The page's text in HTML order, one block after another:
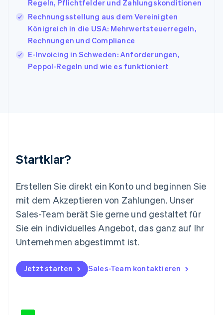
Regeln, Pflichtfelder und Zahlungskonditionen
Rechnungsstellung aus dem Vereinigten
Königreich in die USA: Mehrwertsteuerregeln,
Rechnungen und Compliance
E-Invoicing in Schweden: Anforderungen,
Peppol-Regeln und wie es funktioniert
Startklar?
Erstellen Sie direkt ein Konto und beginnen Sie
mit dem Akzeptieren von Zahlungen. Unser
Sales-Team berät Sie gerne und gestaltet für
Sie ein individuelles Angebot, das ganz auf Ihr
Unternehmen abgestimmt ist.
Jetzt starten Sales-Team kontaktieren
Kroatien
EnglishItaliano
Lettland
English
Liechtenstein
DeutschEnglish
Litauen
Español English
Niederlande
NederlandsEnglish
English
Österreich
Deutsch
Polen
Portugal
PortuguêsEnglish
Schweden